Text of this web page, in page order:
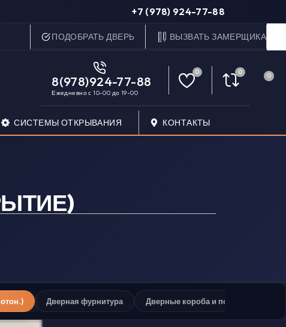
+7 (978) 924-77-88
ПОДОБРАТЬ ДВЕРЬ ВЫЗВАТЬ ЗАМЕРЩИКА
8(978)924-77-88
Ежедневно с 10-00 до 19-00
0 0 0
СИСТЕМЫ ОТКРЫВАНИЯ КОНТАКТЫ
Дверная фурнитура Дверные короба и погонаж